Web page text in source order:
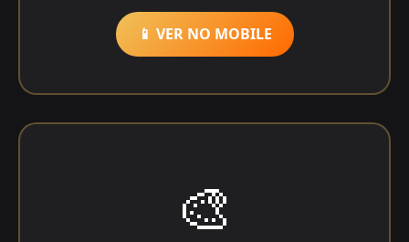
📱 VER NO MOBILE
🎨